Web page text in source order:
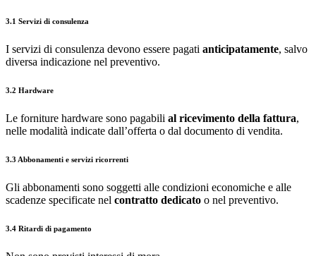
3.1 Servizi di consulenza
I servizi di consulenza devono essere pagati anticipatamente, salvo
diversa indicazione nel preventivo.
3.2 Hardware
Le forniture hardware sono pagabili al ricevimento della fattura,
nelle modalità indicate dall’offerta o dal documento di vendita.
3.3 Abbonamenti e servizi ricorrenti
Gli abbonamenti sono soggetti alle condizioni economiche e alle
scadenze specificate nel contratto dedicato o nel preventivo.
3.4 Ritardi di pagamento